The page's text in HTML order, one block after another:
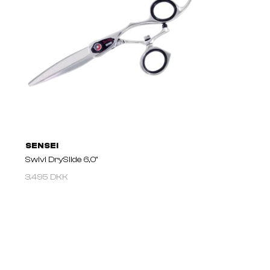
SENSEI
Swivl DrySlide 6,0"
3.495 DKK